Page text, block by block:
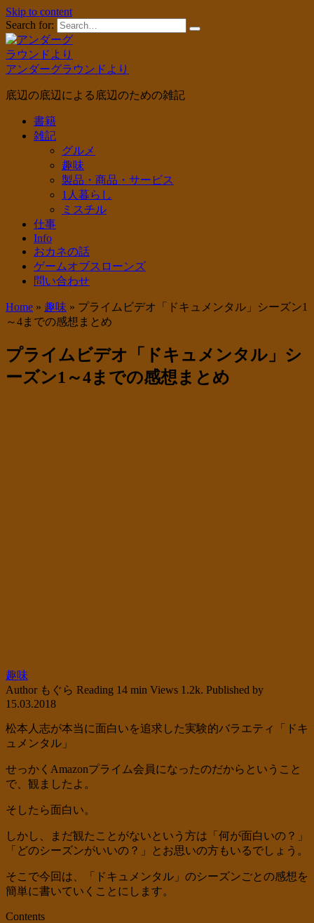
Skip to content
Search for:
アンダーグラウンドより
底辺の底辺による底辺のための雑記
書籍
雑記
グルメ
趣味
製品・商品・サービス
1人暮らし
ミスチル
仕事
Info
おカネの話
ゲームオブスローンズ
問い合わせ
Home » 趣味 » プライムビデオ「ドキュメンタル」シーズン1
～4までの感想まとめ
プライムビデオ「ドキュメンタル」シ
ーズン1～4までの感想まとめ
趣味
Authorもぐら Reading 14 min Views 1.2k. Published by
15.03.2018
松本人志が本当に面白いを追求した実験的バラエティ「ドキ
ュメンタル」
せっかくAmazonプライム会員になったのだからということ
で、観ましたよ。
そしたら面白い。
しかし、まだ観たことがないという方は「何が面白いの？」
「どのシーズンがいいの？」とお思いの方もいるでしょう。
そこで今回は、「ドキュメンタル」のシーズンごとの感想を
簡単に書いていくことにします。
Contents